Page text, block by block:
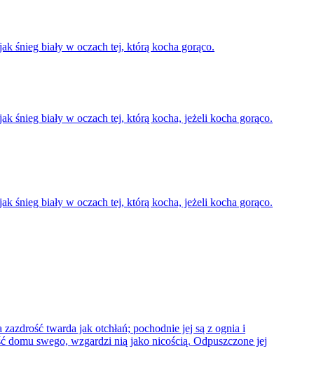
śnieg biały w oczach tej, którą kocha gorąco.
śnieg biały w oczach tej, którą kocha, jeżeli kocha gorąco.
śnieg biały w oczach tej, którą kocha, jeżeli kocha gorąco.
twarda jak otchłań; pochodnie jej są z ognia i
domu swego, wzgardzi nią jako nicością. Odpuszczone jej